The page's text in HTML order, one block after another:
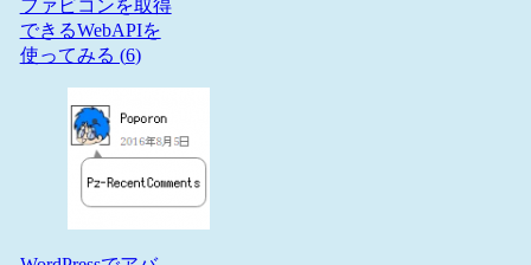
ファビコンを取得
できるWebAPIを
使ってみる (6)